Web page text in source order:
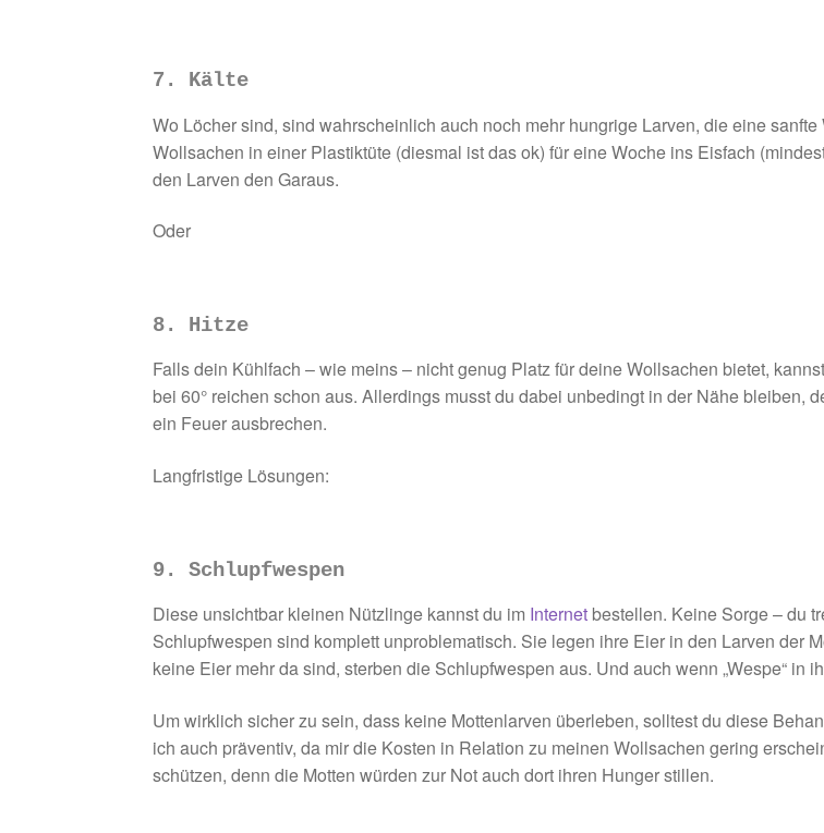
7. Kälte
Wo Löcher sind, sind wahrscheinlich auch noch mehr hungrige Larven, die eine
Wollsachen in einer Plastiktüte (diesmal ist das ok) für eine Woche ins Eisfach
den Larven den Garaus.
Oder
8. Hitze
Falls dein Kühlfach – wie meins – nicht genug Platz für deine Wollsachen bietet,
bei 60° reichen schon aus. Allerdings musst du dabei unbedingt in der Nähe bleiben,
ein Feuer ausbrechen.
Langfristige Lösungen:
9. Schlupfwespen
Diese unsichtbar kleinen Nützlinge kannst du im Internet bestellen. Keine Sorge – du
Schlupfwespen sind komplett unproblematisch. Sie legen ihre Eier in den Larven der
keine Eier mehr da sind, sterben die Schlupfwespen aus. Und auch wenn „Wespe“ in
Um wirklich sicher zu sein, dass keine Mottenlarven überleben, solltest du diese
ich auch präventiv, da mir die Kosten in Relation zu meinen Wollsachen gering
schützen, denn die Motten würden zur Not auch dort ihren Hunger stillen.